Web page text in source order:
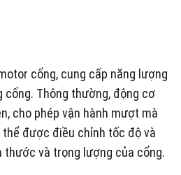
cổng, cung cấp năng lượng
Thông thường, động cơ
cho phép vận hành mượt mà
được điều chỉnh tốc độ và
thước và trọng lượng của cổng.